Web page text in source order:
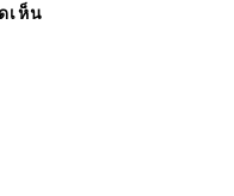
เห็น